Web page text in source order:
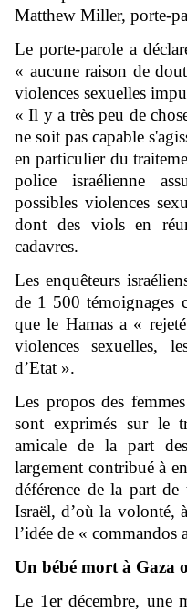
Matthew Miller, porte-
Le porte-parole a
« aucune raison de
violences sexuelles
« Il y a très peu de
ne soit pas capable
en particulier du
police israélienne
possibles violences
dont des viols en
cadavres.
Les enquêteurs
de 1 500 témoignages
que le Hamas a «
violences sexuelles,
d’Etat ».
Les propos des
sont exprimés sur le
amicale de la part
largement contribué à
déférence de la part
Israël, d’où la volonté,
l’idée de « commandos
Un bébé mort à Gaza
Le 1er décembre, une